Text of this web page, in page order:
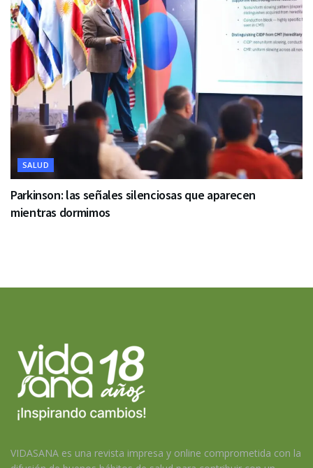
SALUD
Parkinson: las señales silenciosas que aparecen
mientras dormimos
VIDASANA es una revista impresa y online comprometida con la